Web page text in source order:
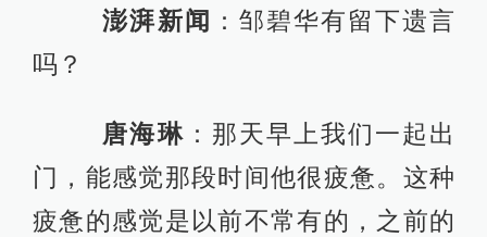
澎湃新闻 ：邹碧华有留下遗言
吗？
唐海琳 ：那天早上我们一起出
门，能感觉那段时间他很疲惫。这种
疲惫的感觉是以前不常有的，之前的